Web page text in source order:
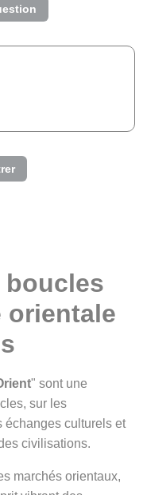
boucles
orientale
" sont une
sur les
échanges culturels et
civilisations.
marchés orientaux,